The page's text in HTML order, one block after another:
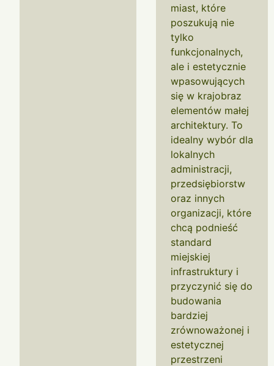
miast, które
poszukują nie
tylko
funkcjonalnych,
ale i estetycznie
wpasowujących
się w krajobraz
elementów małej
architektury. To
idealny wybór dla
lokalnych
administracji,
przedsiębiorstw
oraz innych
organizacji, które
chcą podnieść
standard
miejskiej
infrastruktury i
przyczynić się do
budowania
bardziej
zrównoważonej i
estetycznej
przestrzeni